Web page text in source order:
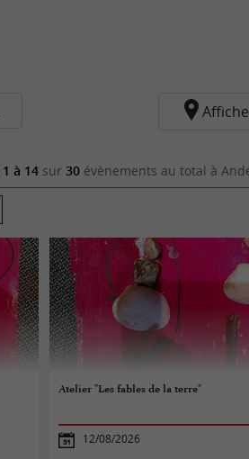
1 à 14 sur 30 évènements au total à
Atelier "Les fables de la terre"
12/08/2026